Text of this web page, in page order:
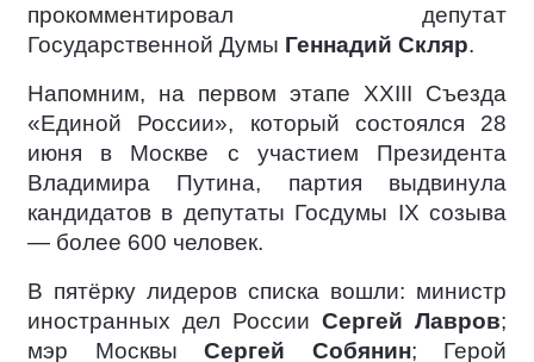
прокомментировал депутат
Государственной Думы Геннадий Скляр.
Напомним, на первом этапе XXIII Съезда
«Единой России», который состоялся 28
июня в Москве с участием Президента
Владимира Путина, партия выдвинула
кандидатов в депутаты Госдумы IX созыва
— более 600 человек.
В пятёрку лидеров списка вошли: министр
иностранных дел России Сергей Лавров;
мэр Москвы Сергей Собянин; Герой